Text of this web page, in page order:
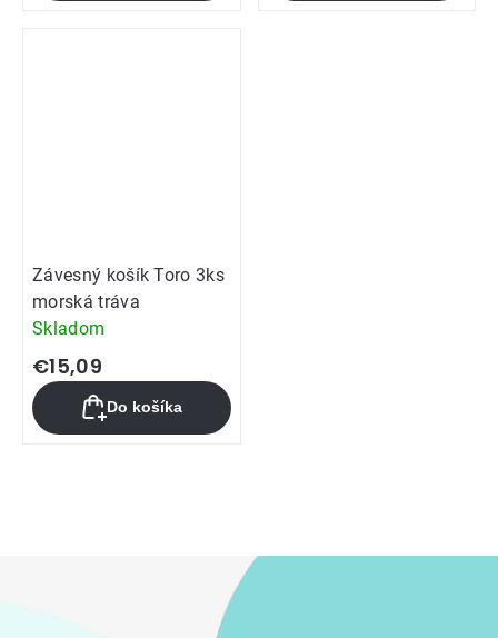
Závesný košík Toro 3ks
morská tráva
Skladom
€15,09
Do košíka
prvky
výpisu